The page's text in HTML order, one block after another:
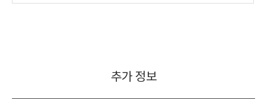
추가 정보